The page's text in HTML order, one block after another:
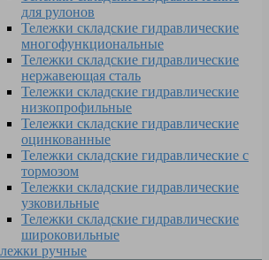
для рулонов
Тележки складские гидравлические
многофункциональные
Тележки складские гидравлические
нержавеющая сталь
Тележки складские гидравлические
низкопрофильные
Тележки складские гидравлические
оцинкованные
Тележки складские гидравлические с
тормозом
Тележки складские гидравлические
узковильные
Тележки складские гидравлические
широковильные
ручные